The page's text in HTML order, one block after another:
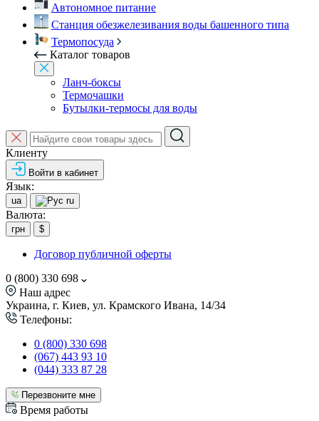
Автономное питание
Станция обезжелезивания воды башенного типа
Термопосуда
Каталог товаров
Ланч-боксы
Термочашки
Бутылки-термосы для воды
Клиенту
Войти в кабинет
Язык:
ua ru
Валюта:
грн $
Договор публичной оферты
0 (800) 330 698
Наш адрес
Украина, г. Киев, ул. Крамского Ивана, 14/34
Телефоны:
0 (800) 330 698
(067) 443 93 10
(044) 333 87 28
Перезвоните мне
Время работы